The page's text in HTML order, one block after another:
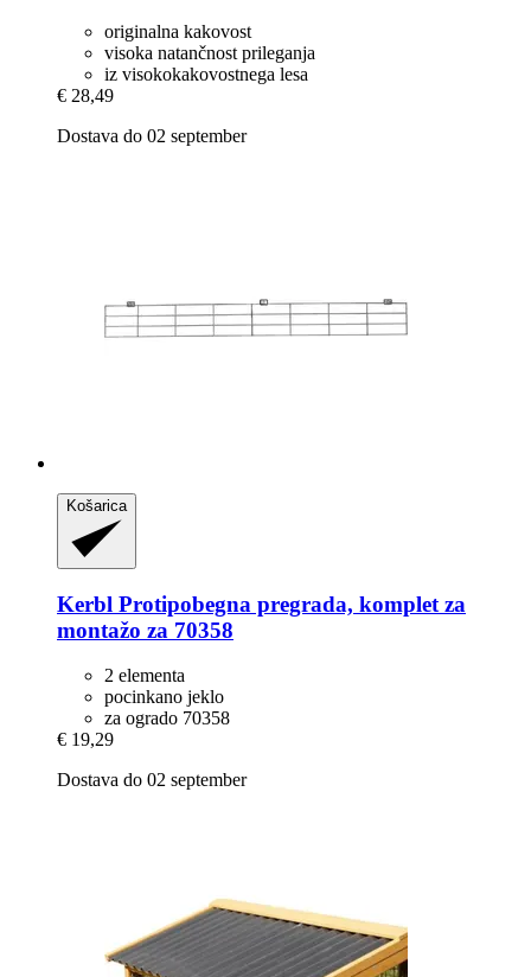
originalna kakovost
visoka natančnost prileganja
iz visokokakovostnega lesa
€ 28,49
Dostava do 02 september
Košarica
Kerbl Protipobegna pregrada, komplet za
montažo za 70358
2 elementa
pocinkano jeklo
za ogrado 70358
€ 19,29
Dostava do 02 september